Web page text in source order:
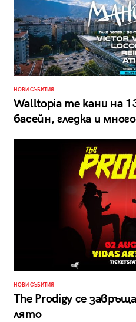
НОВИ СЪБИТИЯ
Walltopia те кани на
басейн, гледка и
НОВИ СЪБИТИЯ
The Prodigy се
лято